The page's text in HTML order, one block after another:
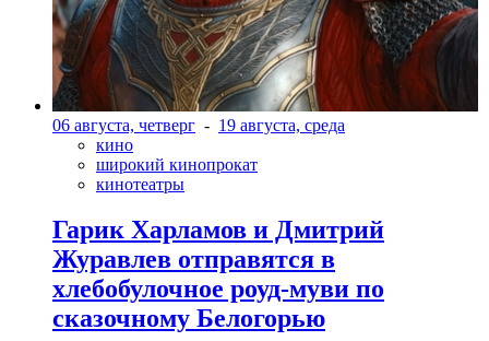
06 августа, четверг - 19 августа, среда
кино
широкий кинопрокат
кинотеатры
Гарик Харламов и Дмитрий
Журавлев отправятся в
хлебобулочное роуд-муви по
сказочному Белогорью